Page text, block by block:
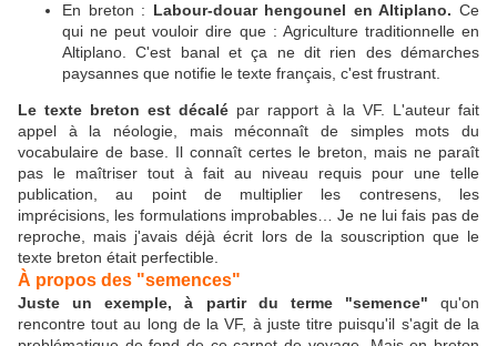
En breton : Labour-douar hengounel en Altiplano. Ce
qui ne peut vouloir dire que : Agriculture traditionnelle en
Altiplano. C'est banal et ça ne dit rien des démarches
paysannes que notifie le texte français, c'est frustrant.
Le texte breton est décalé par rapport à la VF. L'auteur fait
appel à la néologie, mais méconnaît de simples mots du
vocabulaire de base. Il connaît certes le breton, mais ne paraît
pas le maîtriser tout à fait au niveau requis pour une telle
publication, au point de multiplier les contresens, les
imprécisions, les formulations improbables… Je ne lui fais pas de
reproche, mais j'avais déjà écrit lors de la souscription que le
texte breton était perfectible.
À propos des "semences"
Juste un exemple, à partir du terme "semence" qu'on
rencontre tout au long de la VF, à juste titre puisqu'il s'agit de la